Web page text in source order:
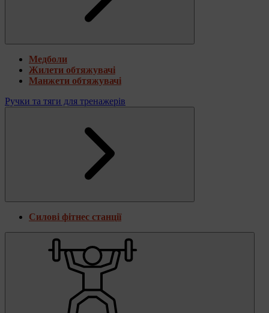
Медболи
Жилети обтяжувачі
Манжети обтяжувачі
Ручки та тяги для тренажерів
Силові фітнес станції